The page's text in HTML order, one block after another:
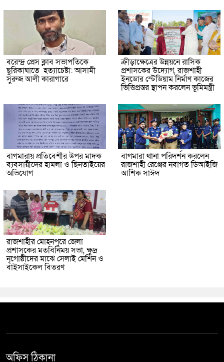
বরেন্দ্র প্রেস ক্লাব সভাপতিকে
ছুরিকাঘাতে হত্যাচেষ্টা: আসামী
সুরুজ আলী কারাগারে
ক্রীড়াক্ষেত্রের উন্নয়নে রাসিক
প্রশাসকের উদ্যোগ, রাজশাহী
ইনডোর স্টেডিয়াম নির্মাণ কাজের
ভিত্তিপ্রস্তর স্থাপন করলেন ভূমিমন্ত্রী
বাগমারায় প্রতিবেশীর উপর মাদক
ব্যবসায়ীদের হামলা ও ছিনতাইয়ের
অভিযোগ
বাগমারা থানা পরিদর্শন করলেন
রাজশাহী রেঞ্জের নবাগত ডিআইজি
আশিক সাঈদ
রাজশাহীর মোহনপুরে জেলা
প্রশাসকের মতবিনিময় সভা, ক্ষুদ্র
নৃগোষ্ঠীদের মাঝে সেলাই মেশিন ও
বাইসাইকেল বিতরণ
অফিস ঠিকানা